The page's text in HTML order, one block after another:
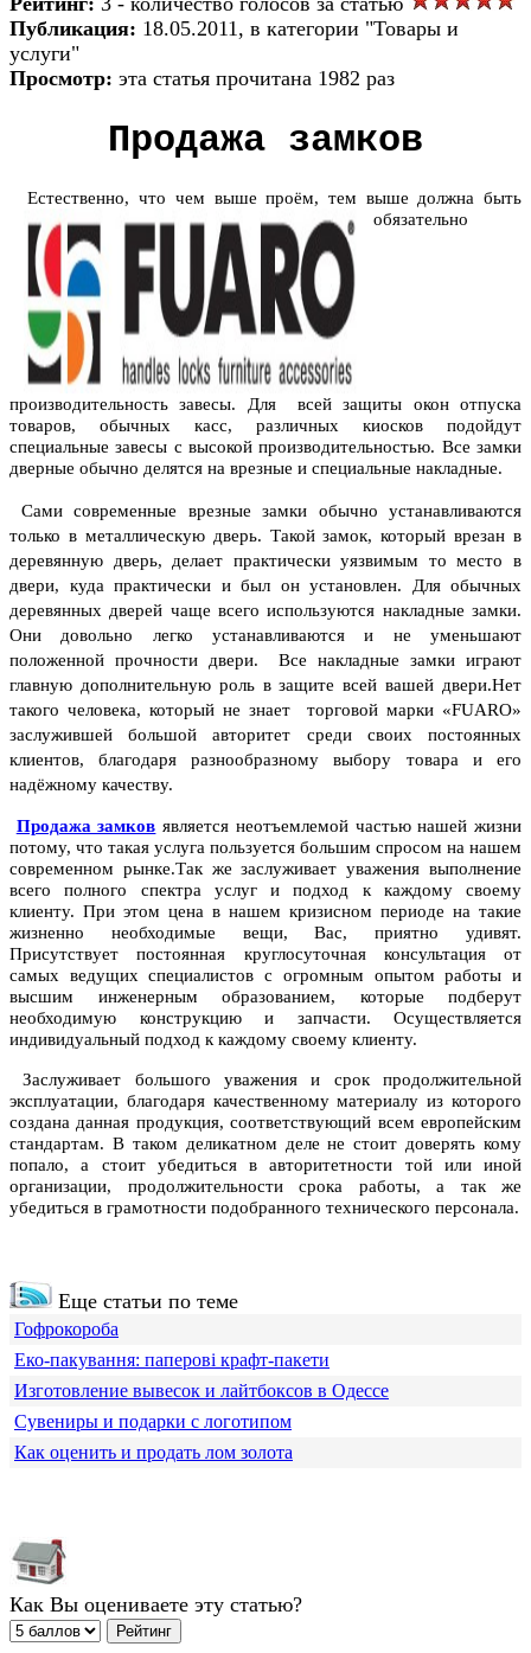
Публикация: 18.05.2011, в категории "Товары и
услуги"
Просмотр: эта статья прочитана 1982 раз
Продажа замков
Естественно, что чем выше проём, тем выше должна быть
обязательно
производительность завесы. Для всей защиты окон отпуска
товаров, обычных касс, различных киосков подойдут
специальные завесы с высокой производительностью. Все замки
дверные обычно делятся на врезные и специальные накладные.
Сами современные врезные замки обычно устанавливаются
только в металлическую дверь. Такой замок, который врезан в
деревянную дверь, делает практически уязвимым то место в
двери, куда практически и был он установлен. Для обычных
деревянных дверей чаще всего используются накладные замки.
Они довольно легко устанавливаются и не уменьшают
положенной прочности двери. Все накладные замки играют
главную дополнительную роль в защите всей вашей двери.Нет
такого человека, который не знает торговой марки «FUARO»
заслужившей большой авторитет среди своих постоянных
клиентов, благодаря разнообразному выбору товара и его
надёжному качеству.
Продажа замков является неотъемлемой частью нашей жизни
потому, что такая услуга пользуется большим спросом на нашем
современном рынке.Так же заслуживает уважения выполнение
всего полного спектра услуг и подход к каждому своему
клиенту. При этом цена в нашем кризисном периоде на такие
жизненно необходимые вещи, Вас, приятно удивят.
Присутствует постоянная круглосуточная консультация от
самых ведущих специалистов с огромным опытом работы и
высшим инженерным образованием, которые подберут
необходимую конструкцию и запчасти. Осуществляется
индивидуальный подход к каждому своему клиенту.
Заслуживает большого уважения и срок продолжительной
эксплуатации, благодаря качественному материалу из которого
создана данная продукция, соответствующий всем европейским
стандартам. В таком деликатном деле не стоит доверять кому
попало, а стоит убедиться в авторитетности той или иной
организации, продолжительности срока работы, а так же
убедиться в грамотности подобранного технического персонала.
Еще статьи по теме
Гофрокороба
Еко-пакування: паперові крафт-пакети
Изготовление вывесок и лайтбоксов в Одессе
Сувениры и подарки с логотипом
Как оценить и продать лом золота
Как Вы оцениваете эту статью?